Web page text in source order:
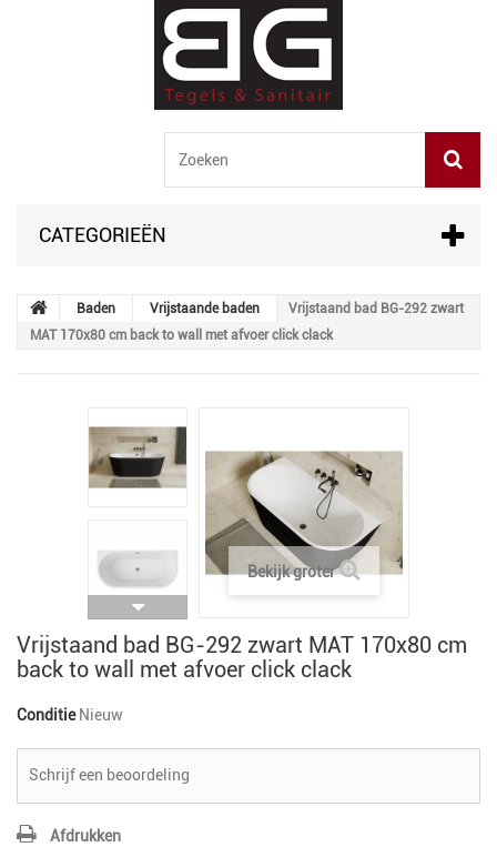
CATEGORIEËN
Baden Vrijstaande baden
Vrijstaand bad BG-292 zwart
MAT 170x80 cm back to wall met afvoer click clack
Bekijk groter
Vrijstaand bad BG-292 zwart MAT 170x80 cm
back to wall met afvoer click clack
Conditie Nieuw
Schrijf een beoordeling
Afdrukken